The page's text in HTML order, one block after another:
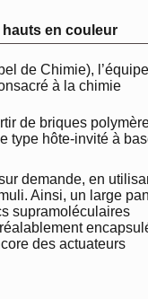
en couleur
de Chimie),
à la chimie
de briques
type hôte-invité à
demande, en
Ainsi, un large
supramoléculaires
des actuateurs